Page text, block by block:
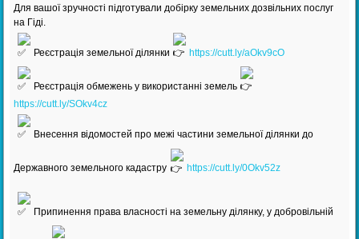
Для вашої зручності підготували добірку земельних дозвільних послуг
на Гіді.
Реєстрація земельної ділянки https://cutt.ly/aOkv9cO
Реєстрація обмежень у використанні земель
https://cutt.ly/SOkv4cz
Внесення відомостей про межі частини земельної ділянки до
Державного земельного кадастру https://cutt.ly/0Okv52z
Припинення права власності на земельну ділянку, у добровільній